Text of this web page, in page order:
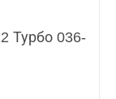
Турбо 036-